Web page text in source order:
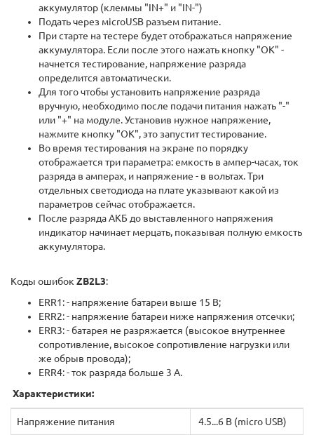
аккумулятор (клеммы "IN+" и "IN-")
Подать через мicroUSB разъем питание.
При старте на тестере будет отображаться напряжение
аккумулятора. Если после этого нажать кнопку "OK" -
начнется тестирование, напряжение разряда
определится автоматически.
Для того чтобы установить напряжение разряда
вручную, необходимо после подачи питания нажать "-"
или "+" на модуле. Установив нужное напряжение,
нажмите кнопку "ОК", это запустит тестирование.
Во время тестирования на экране по порядку
отображается три параметра: емкость в ампер-часах, ток
разряда в амперах, и напряжение - в вольтах. Три
отдельных светодиода на плате указывают какой из
параметров сейчас отображается.
После разряда АКБ до выставленного напряжения
индикатор начинает мерцать, показывая полную емкость
аккумулятора.
Коды ошибок ZB2L3:
ERR1: - напряжение батареи выше 15 В;
ERR2: - напряжение батареи ниже напряжения отсечки;
ERR3: - батарея не разряжается (высокое внутреннее
сопротивление, высокое сопротивление нагрузки или
же обрыв провода);
ERR4: - ток разряда больше 3 А.
Характеристики:
Напряжение питания 4.5...6 В (micro USB)